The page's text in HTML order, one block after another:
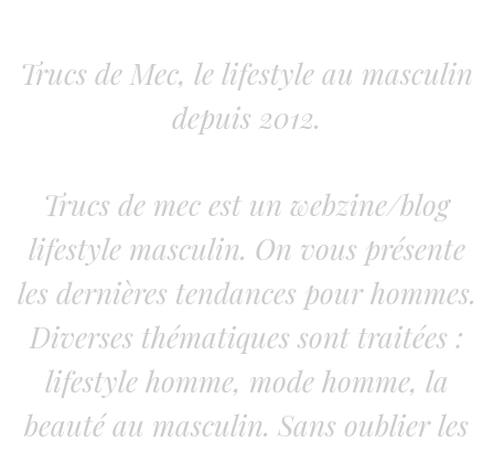
Trucs de Mec, le lifestyle au masculin
depuis 2012.
Trucs de mec est un webzine/blog
lifestyle masculin. On vous présente
les dernières tendances pour hommes.
Diverses thématiques sont traitées :
lifestyle homme, mode homme, la
beauté au masculin. Sans oublier les